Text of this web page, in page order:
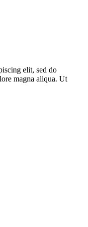
elit, sed do
magna aliqua. Ut